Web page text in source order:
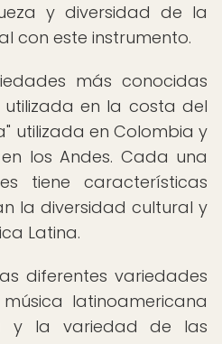
y diversidad de la
con este instrumento.
más conocidas
utilizada en la costa del
utilizada en Colombia y
los Andes. Cada una
tiene características
la diversidad cultural y
Latina.
diferentes variedades
latinoamericana
y la variedad de las